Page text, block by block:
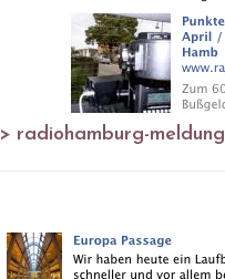
> radiohamburg-meldung